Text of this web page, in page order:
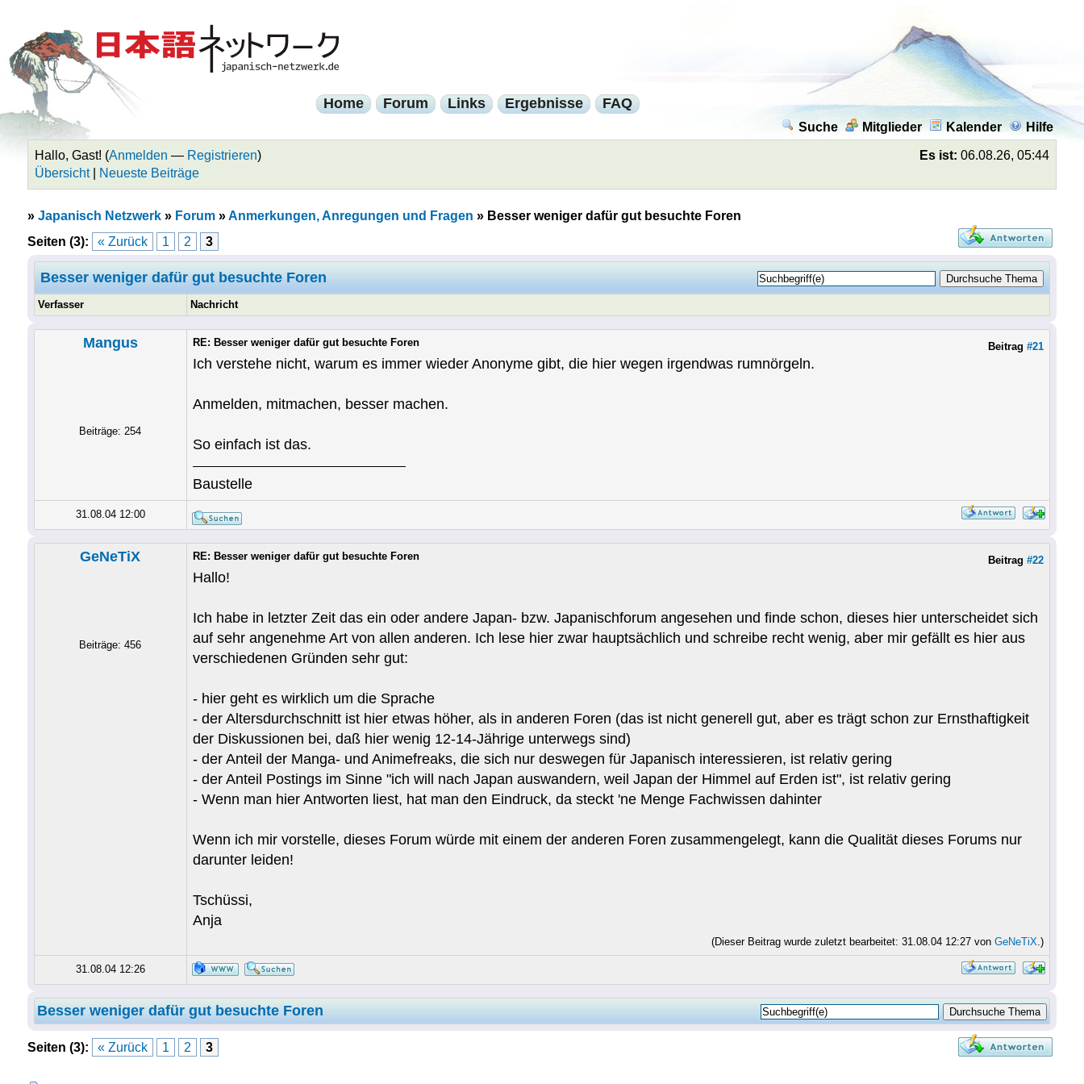
Home Forum Links Ergebnisse FAQ
Suche Mitglieder Kalender Hilfe
Es ist: 06.08.26, 05:44
Hallo, Gast! (Anmelden — Registrieren)
Übersicht| Neueste Beiträge
» Japanisch Netzwerk» Forum»Anmerkungen, Anregungen und Fragen » Besser weniger dafür gut besuchte Foren
Seiten (3):
« Zurück 1 2 3
Besser weniger dafür gut besuchte Foren
Verfasser Nachricht
Mangus
Beiträge: 254
Beitrag #21
RE: Besser weniger dafür gut besuchte Foren
Ich verstehe nicht, warum es immer wieder Anonyme gibt, die hier wegen irgendwas rumnörgeln.
Anmelden, mitmachen, besser machen.
So einfach ist das.
Baustelle
31.08.04 12:00
GeNeTiX
Beiträge: 456
Beitrag #22
RE: Besser weniger dafür gut besuchte Foren
Hallo!
Ich habe in letzter Zeit das ein oder andere Japan- bzw. Japanischforum angesehen und finde schon, dieses hier unterscheidet sich
auf sehr angenehme Art von allen anderen. Ich lese hier zwar hauptsächlich und schreibe recht wenig, aber mir gefällt es hier aus
verschiedenen Gründen sehr gut:
- hier geht es wirklich um die Sprache
- der Altersdurchschnitt ist hier etwas höher, als in anderen Foren (das ist nicht generell gut, aber es trägt schon zur Ernsthaftigkeit
der Diskussionen bei, daß hier wenig 12-14-Jährige unterwegs sind)
- der Anteil der Manga- und Animefreaks, die sich nur deswegen für Japanisch interessieren, ist relativ gering
- der Anteil Postings im Sinne "ich will nach Japan auswandern, weil Japan der Himmel auf Erden ist", ist relativ gering
- Wenn man hier Antworten liest, hat man den Eindruck, da steckt 'ne Menge Fachwissen dahinter
Wenn ich mir vorstelle, dieses Forum würde mit einem der anderen Foren zusammengelegt, kann die Qualität dieses Forums nur
darunter leiden!
Tschüssi,
Anja
(Dieser Beitrag wurde zuletzt bearbeitet: 31.08.04 12:27 von GeNeTiX.)
31.08.04 12:26
Besser weniger dafür gut besuchte Foren
Seiten (3): « Zurück 1 2 3